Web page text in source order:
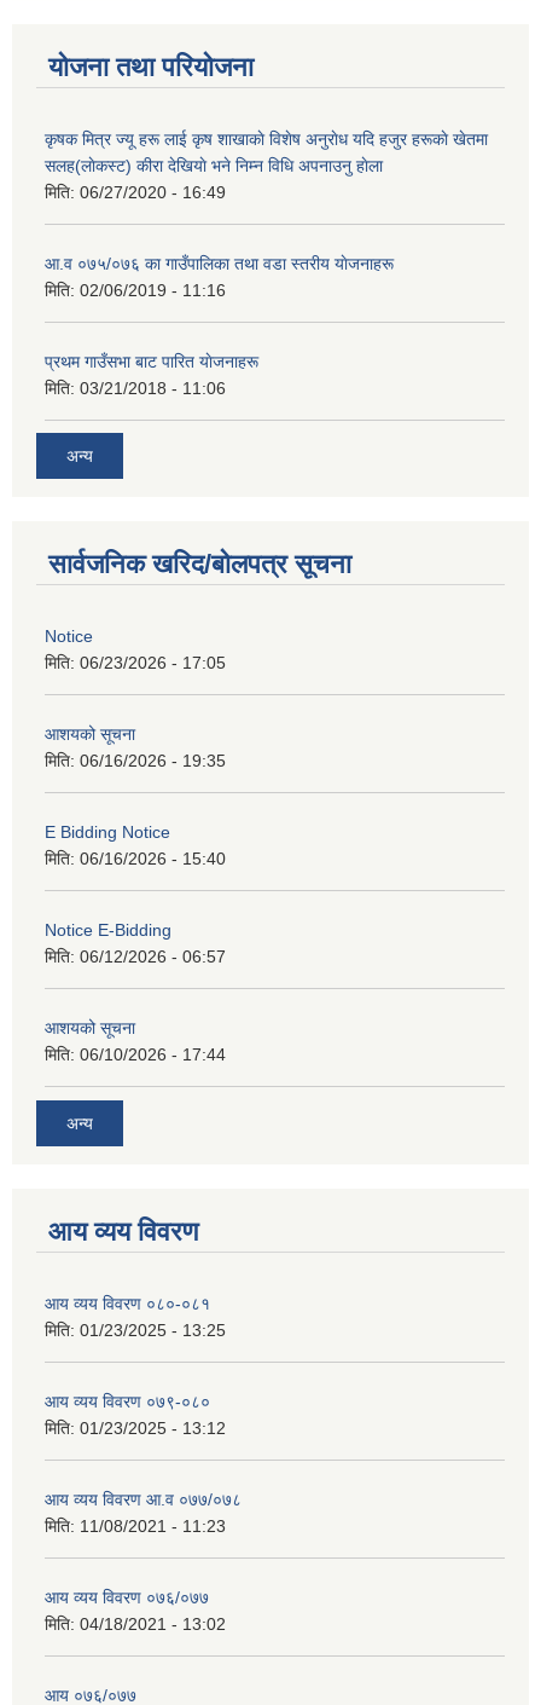
योजना तथा परियोजना
कृषक मित्र ज्यू हरू लाई कृष शाखाकाे विशेष अनुराेध यदि हजुर हरूकाे खेतमा
सलह(लाेकस्ट) कीरा देखियाे भने निम्न विधि अपनाउनु हाेला
मिति: 06/27/2020 - 16:49
आ‍.व ०७५/०७६ का गाउँपालिका तथा वडा स्तरीय याेजनाहरू
मिति: 02/06/2019 - 11:16
प्रथम गाउँसभा बाट पारित याेजनाहरू
मिति: 03/21/2018 - 11:06
अन्य
सार्वजनिक खरिद/बोलपत्र सूचना
Notice
मिति: 06/23/2026 - 17:05
आशयको सूचना
मिति: 06/16/2026 - 19:35
E Bidding Notice
मिति: 06/16/2026 - 15:40
Notice E-Bidding
मिति: 06/12/2026 - 06:57
आशयको सूचना
मिति: 06/10/2026 - 17:44
अन्य
आय व्यय विवरण
आय व्यय विवरण ०८०-०८१
मिति: 01/23/2025 - 13:25
आय व्यय विवरण ०७९-०८०
मिति: 01/23/2025 - 13:12
आय व्यय विवरण आ.व ०७७/०७८
मिति: 11/08/2021 - 11:23
आय व्यय विवरण ०७६/०७७
मिति: 04/18/2021 - 13:02
आय ०७६/०७७